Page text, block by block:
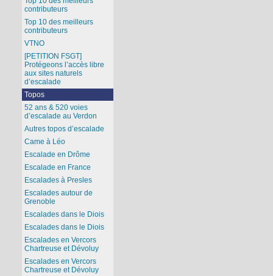
contributeurs
Top 10 des meilleurs
contributeurs
VTNO
[PETITION FSGT]
Protégeons l’accès libre
aux sites naturels
d’escalade
Topos
52 ans & 520 voies
d’escalade au Verdon
Autres topos d’escalade
Came à Léo
Escalade en Drôme
Escalade en France
Escalades à Presles
Escalades autour de
Grenoble
Escalades dans le Diois
Escalades dans le Diois
Escalades en Vercors
Chartreuse et Dévoluy
Escalades en Vercors
Chartreuse et Dévoluy